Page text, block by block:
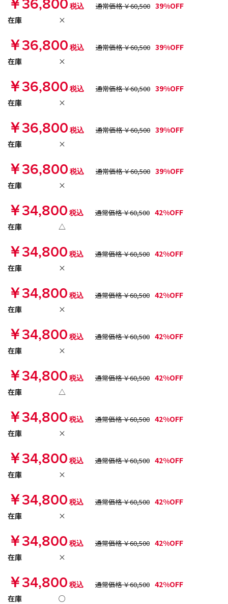
税込 通常価格 ￥60,500 39%OFF
在庫
×
￥36,800税込 通常価格 ￥60,500 39%OFF
在庫
×
￥36,800税込 通常価格 ￥60,500 39%OFF
在庫
×
￥36,800税込 通常価格 ￥60,500 39%OFF
在庫
×
￥36,800税込 通常価格 ￥60,500 39%OFF
在庫
×
￥34,800税込 通常価格 ￥60,500 42%OFF
在庫
△
￥34,800税込 通常価格 ￥60,500 42%OFF
在庫
×
￥34,800税込 通常価格 ￥60,500 42%OFF
在庫
×
￥34,800税込 通常価格 ￥60,500 42%OFF
在庫
×
￥34,800税込 通常価格 ￥60,500 42%OFF
在庫
△
￥34,800税込 通常価格 ￥60,500 42%OFF
在庫
×
￥34,800税込 通常価格 ￥60,500 42%OFF
在庫
×
￥34,800税込 通常価格 ￥60,500 42%OFF
在庫
×
￥34,800税込 通常価格 ￥60,500 42%OFF
在庫
×
￥34,800税込 通常価格 ￥60,500 42%OFF
在庫
○